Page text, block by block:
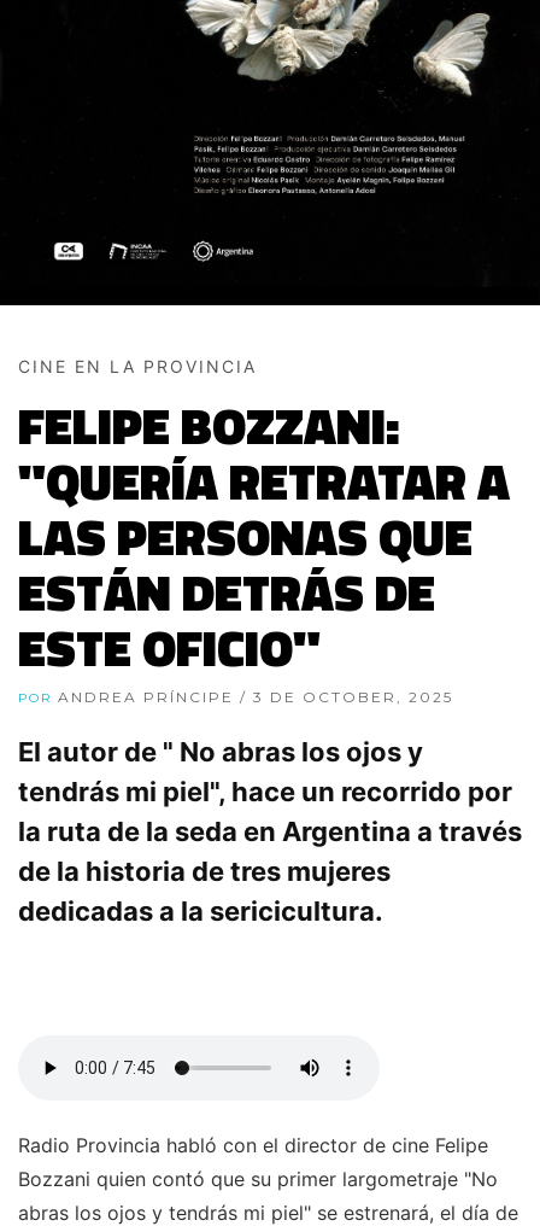
CINE EN LA PROVINCIA
FELIPE BOZZANI:
"QUERÍA RETRATAR A
LAS PERSONAS QUE
ESTÁN DETRÁS DE
ESTE OFICIO"
POR ANDREA PRÍNCIPE / 3 DE OCTOBER, 2025
El autor de " No abras los ojos y
tendrás mi piel", hace un recorrido por
la ruta de la seda en Argentina a través
de la historia de tres mujeres
dedicadas a la sericicultura.
Radio Provincia habló con el director de cine Felipe
Bozzani quien contó que su primer largometraje "No
abras los ojos y tendrás mi piel" se estrenará, el día de